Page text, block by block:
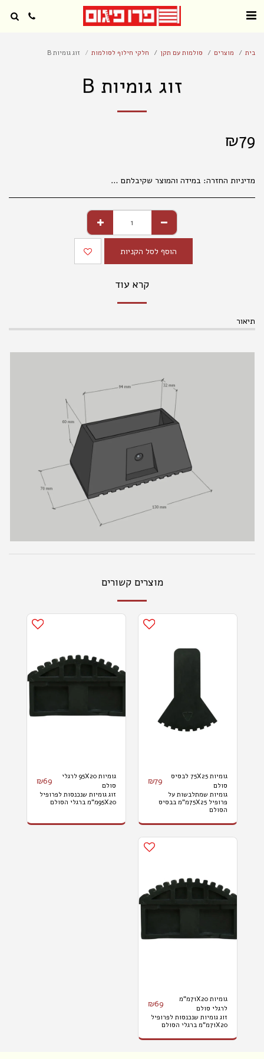
בית מוצרים סולמות עם תקן חלקי חילוף לסולמות זוג גומיות B
זוג גומיות B
₪79
מדיניות החזרה: במידה והמוצר שקיבלתם אינו עונה על ציפיותיכם, פנו למחלקת קשרי לקוחות מרגע קבלת המשלוח (עד שני ימי עבודה), בכדי שנוכל לטפל בפנייתכם בהתאם לנהלים. 035177847 החלפת מוצרים אפשרית בפנייה טלפונית או בסניפי הרשת, באריזה המקורית בלבד ובשלמותם. במידה ויתגלו שינויים במחירי המוצרים, המחיר הקובע הוא המחיר המופיע בחנויות ובמרכז ההזמנות. המחיר הקטלוגי הנו למכירה בחנויות . במכירה מרחוק, יתווסף מחיר שילוח, כמפורט באתר האינטרנט. אין החזרות של נעליים . החלפת והחזרת מוצרים , , אפשרית באריזתם המקורית בלבד ובשלמותם תוך 14 ימים מיום הקניה. ברחוב מגן אברהם 3 תל אביב.
הוסף לסל הקניות
קרא עוד
תיאור
מוצרים קשורים
גומיות 75X25 לבסיס
סולם
₪79
גומיות שמתלבשות על
פרופיל 75X25מ"מ בבסיס
הסולם
גומיות 95X20 לרגלי
סולם
₪69
זוג גומיות שנכנסות לפרופיל
95X20מ"מ ברגלי הסולם
גומיות 71X20מ"מ
לרגלי סולם
₪69
זוג גומיות שנכנסות לפרופיל
71X20מ"מ ברגלי הסולם